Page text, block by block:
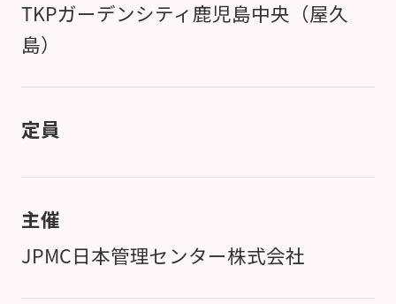
TKPガーデンシティ鹿児島中央（屋久
島）
定員
主催
JPMC日本管理センター株式会社